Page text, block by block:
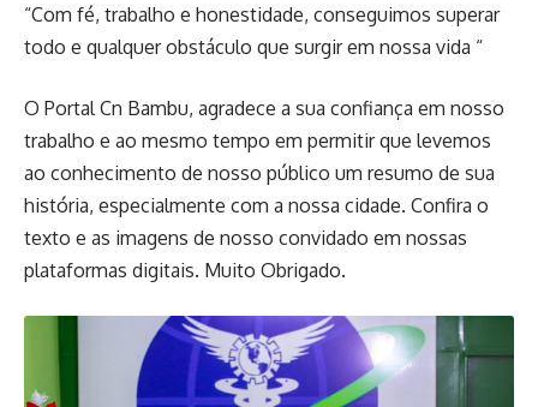
“Com fé, trabalho e honestidade, conseguimos superar
todo e qualquer obstáculo que surgir em nossa vida “
O Portal Cn Bambu, agradece a sua confiança em nosso
trabalho e ao mesmo tempo em permitir que levemos
ao conhecimento de nosso público um resumo de sua
história, especialmente com a nossa cidade. Confira o
texto e as imagens de nosso convidado em nossas
plataformas digitais. Muito Obrigado.